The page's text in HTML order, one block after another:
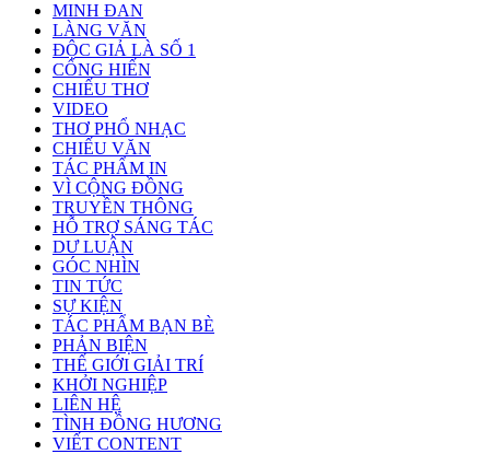
MINH ĐAN
LÀNG VĂN
ĐỘC GIẢ LÀ SỐ 1
CỐNG HIẾN
CHIẾU THƠ
VIDEO
THƠ PHỔ NHẠC
CHIẾU VĂN
TÁC PHẨM IN
VÌ CỘNG ĐỒNG
TRUYỀN THÔNG
HỖ TRỢ SÁNG TÁC
DƯ LUẬN
GÓC NHÌN
TIN TỨC
SỰ KIỆN
TÁC PHẨM BẠN BÈ
PHẢN BIỆN
THẾ GIỚI GIẢI TRÍ
KHỞI NGHIỆP
LIÊN HỆ
TÌNH ĐỒNG HƯƠNG
VIẾT CONTENT